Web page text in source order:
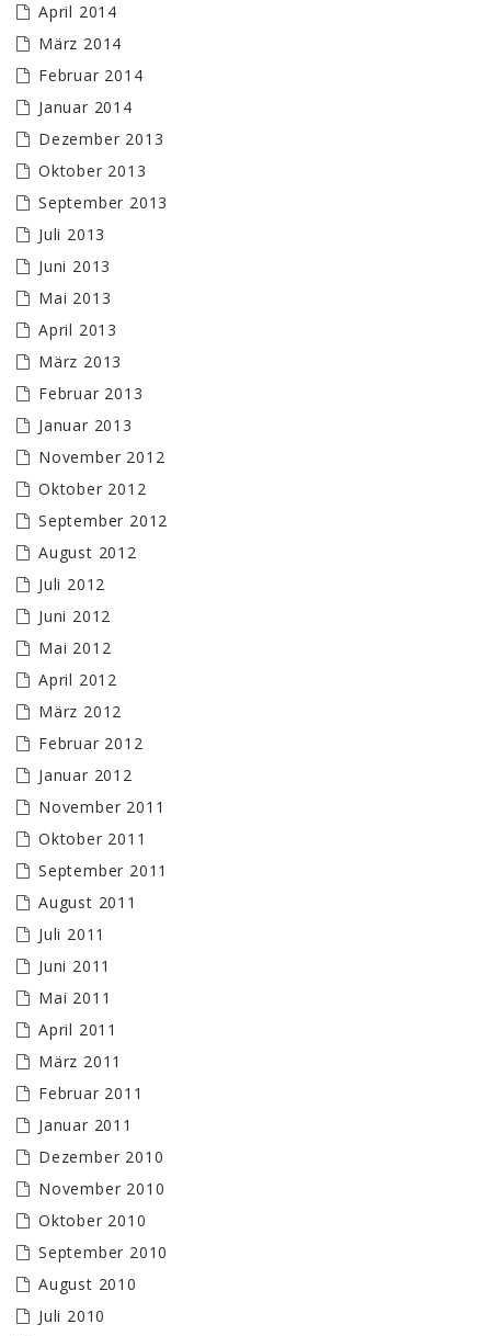
April 2014
März 2014
Februar 2014
Januar 2014
Dezember 2013
Oktober 2013
September 2013
Juli 2013
Juni 2013
Mai 2013
April 2013
März 2013
Februar 2013
Januar 2013
November 2012
Oktober 2012
September 2012
August 2012
Juli 2012
Juni 2012
Mai 2012
April 2012
März 2012
Februar 2012
Januar 2012
November 2011
Oktober 2011
September 2011
August 2011
Juli 2011
Juni 2011
Mai 2011
April 2011
März 2011
Februar 2011
Januar 2011
Dezember 2010
November 2010
Oktober 2010
September 2010
August 2010
Juli 2010